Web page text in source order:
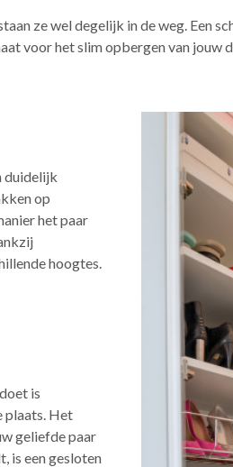
ze wel degelijk in de weg. Een
voor het slim opbergen van jouw
duidelijk
op
het paar
hoogtes.
is
plaats. Het
geliefde paar
is een gesloten